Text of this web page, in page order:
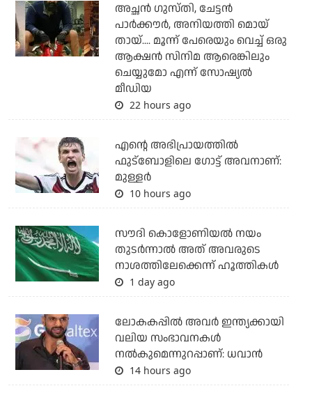
അച്ഛന്‍ ഗുസ്തി, ചേട്ടന്‍
പാര്‍ക്കൗര്‍, അനിയത്തി മൊയ്
തായ്.... മൂന്ന് പേരെയും വെച്ച് ഒരു
ആക്ഷന്‍ സിനിമ ആരെങ്കിലും
ചെയ്യുമോ എന്ന് സോഷ്യല്‍
മീഡിയ
22 hours ago
എന്റെ അഭിപ്രായത്തില്‍
ഫുട്‌ബോളിലെ ഗോട്ട് അവനാണ്:
മുള്ളര്‍
10 hours ago
സൗദി കൊളോണിയല്‍ നയം
തുടര്‍ന്നാല്‍ അത് അവരുടെ
നാശത്തിലേക്കെന്ന് ഹൂത്തികള്‍
1 day ago
ലോകകപ്പിൽ അവര്‍ ഇന്ത്യക്കായി
വലിയ സംഭാവനകള്‍
നല്‍കുമെന്നുറപ്പാണ്: ധവാന്‍
14 hours ago